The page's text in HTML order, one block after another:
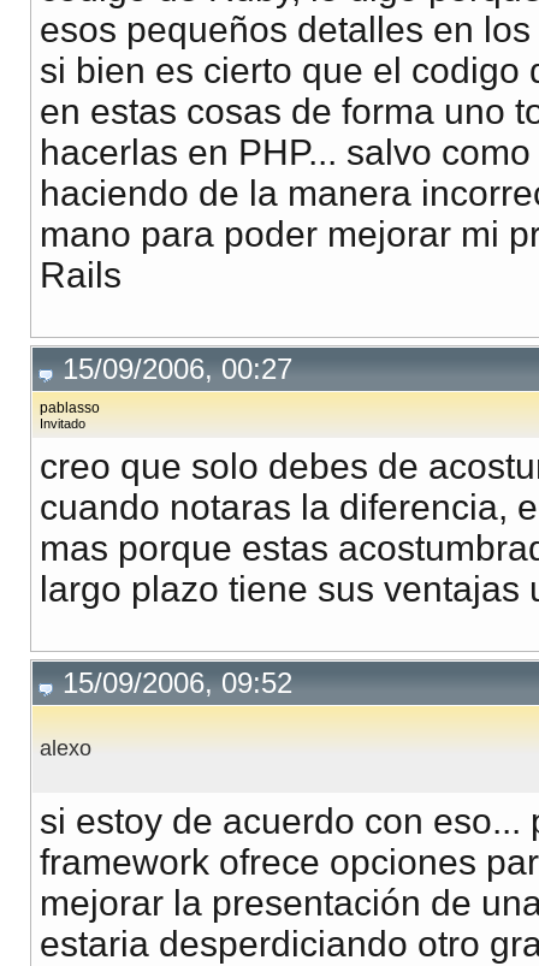
esos pequeños detalles en
si bien es cierto que el codigo
en estas cosas de forma uno
hacerlas en PHP... salvo
haciendo de la manera
mano para poder mejorar mi
Rails
15/09/2006, 00:27
pablasso
Invitado
creo que solo debes de
cuando notaras la diferencia,
mas porque estas
largo plazo tiene sus ventajas
15/09/2006, 09:52
alexo
si estoy de acuerdo con
framework ofrece opciones
mejorar la presentación de
estaria desperdiciando otro